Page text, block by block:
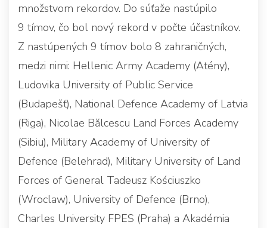
množstvom rekordov. Do súťaže nastúpilo
9 tímov, čo bol nový rekord v počte účastníkov.
Z nastúpených 9 tímov bolo 8 zahraničných,
medzi nimi: Hellenic Army Academy (Atény),
Ludovika University of Public Service
(Budapešť), National Defence Academy of Latvia
(Riga), Nicolae Bălcescu Land Forces Academy
(Sibiu), Military Academy of University of
Defence (Belehrad), Military University of Land
Forces of General Tadeusz Kościuszko
(Wroclaw), University of Defence (Brno),
Charles University FPES (Praha) a Akadémia